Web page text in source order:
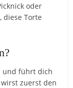
oder
diese Torte
und führt dich
zuerst den